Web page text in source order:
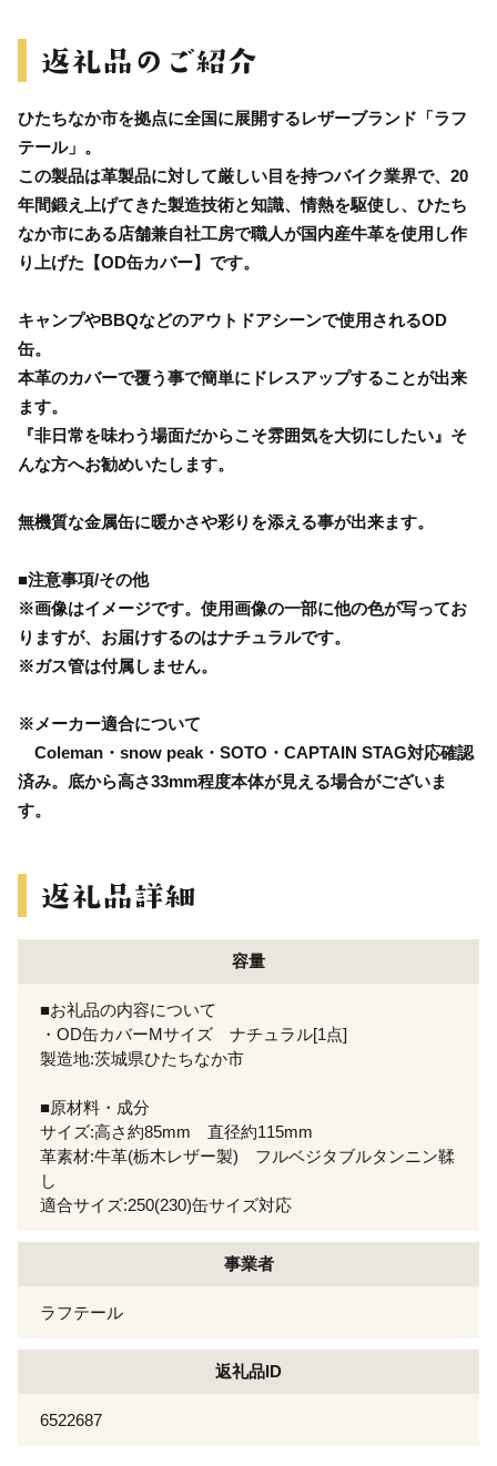
ひたちなか市を拠点に全国に展開するレザーブランド「ラフ
テール」。
この製品は革製品に対して厳しい目を持つバイク業界で、20
年間鍛え上げてきた製造技術と知識、情熱を駆使し、ひたち
なか市にある店舗兼自社工房で職人が国内産牛革を使用し作
り上げた【OD缶カバー】です。
キャンプやBBQなどのアウトドアシーンで使用されるOD
缶。
本革のカバーで覆う事で簡単にドレスアップすることが出来
ます。
『非日常を味わう場面だからこそ雰囲気を大切にしたい』そ
んな方へお勧めいたします。
無機質な金属缶に暖かさや彩りを添える事が出来ます。
■注意事項/その他
※画像はイメージです。使用画像の一部に他の色が写ってお
りますが、お届けするのはナチュラルです。
※ガス管は付属しません。
※メーカー適合について
Coleman・snow peak・SOTO・CAPTAIN STAG対応確認
済み。底から高さ33mm程度本体が見える場合がございま
す。
容量
■お礼品の内容について
・OD缶カバーMサイズ ナチュラル[1点]
製造地:茨城県ひたちなか市
■原材料・成分
サイズ:高さ約85mm 直径約115mm
革素材:牛革(栃木レザー製) フルベジタブルタンニン鞣
し
適合サイズ:250(230)缶サイズ対応
事業者
ラフテール
返礼品ID
6522687